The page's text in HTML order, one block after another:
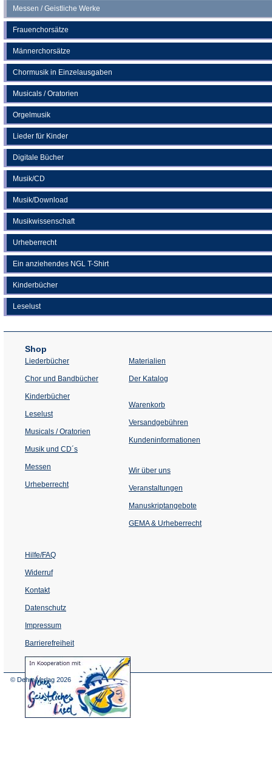
Messen / Geistliche Werke
Frauenchorsätze
Männerchorsätze
Chormusik in Einzelausgaben
Musicals / Oratorien
Orgelmusik
Lieder für Kinder
Digitale Bücher
Musik/CD
Musik/Download
Musikwissenschaft
Urheberrecht
Ein anziehendes NGL T-Shirt
Kinderbücher
Leselust
Shop
Liederbücher
Chor und Bandbücher
Kinderbücher
Leselust
Musicals / Oratorien
Musik und CD´s
Messen
Urheberrecht
Materialien
Der Katalog
Warenkorb
Versandgebühren
Kundeninformationen
Wir über uns
Veranstaltungen
einem
Tab)
Manuskriptangebote
GEMA & Urheberrecht
Hilfe/FAQ
Widerruf
Kontakt
Datenschutz
Impressum
Barrierefreiheit
(Öffnet
in
© Dehm Verlag 2026